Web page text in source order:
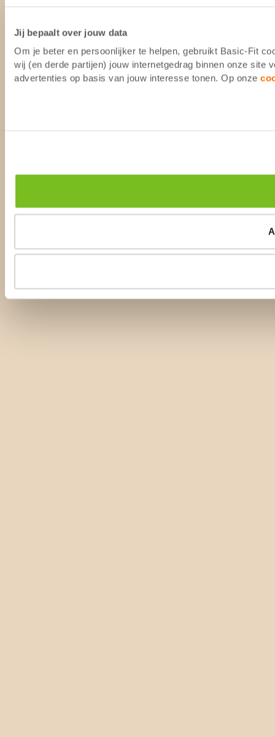
Jij bepaalt over jouw data
Om je beter en persoonlijker te helpen, gebruikt Basic-Fit
wij (en derde partijen) jouw internetgedrag binnen onze site
advertenties op basis van jouw interesse tonen. Op onze